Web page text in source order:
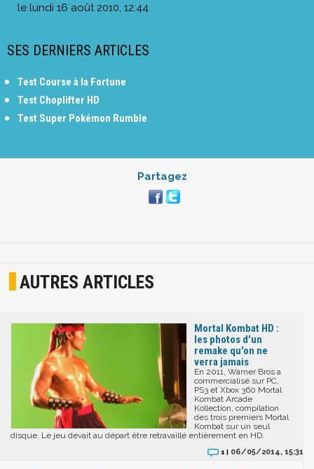
le lundi 16 août 2010, 12:44
SES DERNIERS ARTICLES
Test Course à la Fortune
Test Choplifter HD
Test Super Pokémon Rumble
Partagez
AUTRES ARTICLES
Mortal Kombat HD :
les photos d'un
remake qu'on ne
verra jamais
En 2011, Warner Bros a
commercialisé sur PC,
PS3 et Xbox 360 Mortal
Kombat Arcade
Kollection, compilation
des trois premiers Mortal
Kombat sur un seul
disque. Le jeu devait au départ être retravaillé entièrement en HD.
1 | 06/05/2014, 15:31